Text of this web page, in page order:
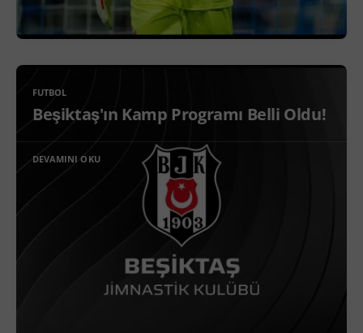
FUTBOL
Beşiktaş'ın Kamp Programı Belli Oldu!
DEVAMINI OKU